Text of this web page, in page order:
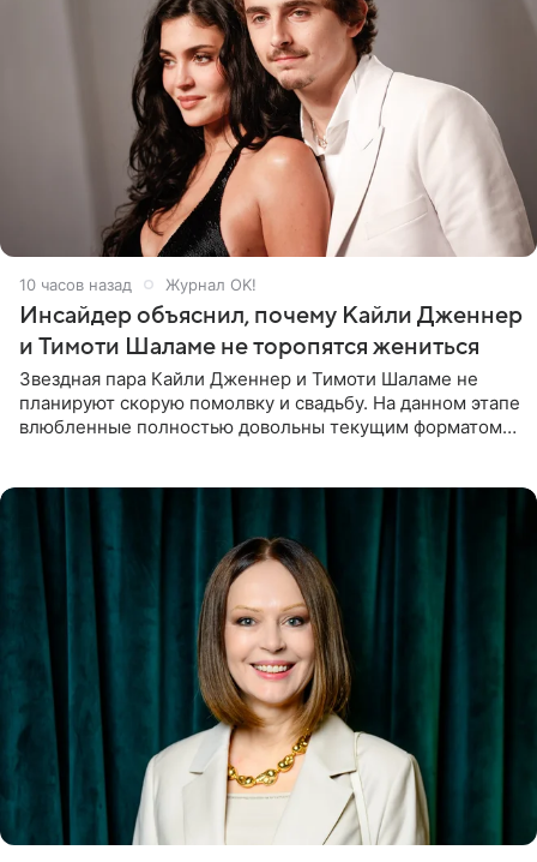
10 часов назад Журнал OK!
Инсайдер объяснил, почему Кайли Дженнер
и Тимоти Шаламе не торопятся жениться
Звездная пара Кайли Дженнер и Тимоти Шаламе не
планируют скорую помолвку и свадьбу. На данном этапе
влюбленные полностью довольны текущим форматом